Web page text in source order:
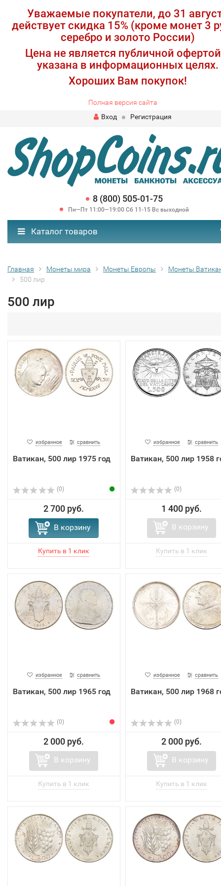
Уважаемые покупатели, до 31
действует скидка 15% (кроме монет 3
серебро и золото России)
Цена не является публичной
указана в информационных целях.
Хороших Вам покупок!
Полная версия сайта
Вход
Регистрация
8 (800) 505-01-75
Пн—Пт 11:00—19:00 Сб 11-15 Вс выходной
Каталог товаров
Главная Монеты мира Монеты Европы
Монеты
500 лир
500 лир
избранное сравнить
Ватикан, 500 лир 1975 год
(0)
2 700 руб.
В корзину
избранное сравнить
Ватикан, 500 лир 1958
(0)
1 400 руб.
В корзину
избранное сравнить
Ватикан, 500 лир 1965 год
(0)
2 000 руб.
В корзину
избранное сравнить
Ватикан, 500 лир 1968
(0)
2 000 руб.
В корзину